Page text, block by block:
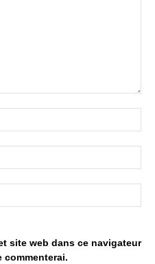
site web dans ce navigateur
commenterai.